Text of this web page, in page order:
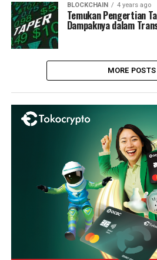
BLOCKCHAIN 4 years ago
Temukan Pengertian
Dampaknya dalam
MORE POSTS